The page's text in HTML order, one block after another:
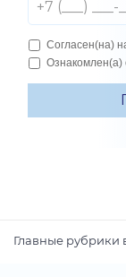
Главные рубрики